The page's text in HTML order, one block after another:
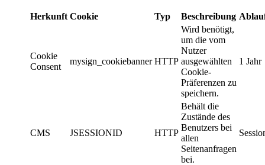
Herkunft Cookie Typ Beschreibung
Cookie
Consent
mysign_cookiebanner HTTP
Wird benötigt,
um die vom
Nutzer
ausgewählten
Cookie-
Präferenzen zu
speichern.
1 Jahr
CMS JSESSIONID HTTP
Behält die
Zustände des
Benutzers bei
allen
Seitenanfragen
bei.